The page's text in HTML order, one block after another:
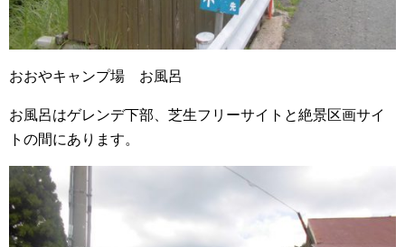
おおやキャンプ場 お風呂
お風呂はゲレンデ下部、芝生フリーサイトと絶景区画サイ
トの間にあります。